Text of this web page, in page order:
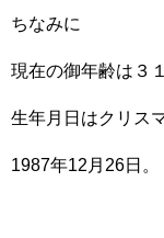
ちなみに
現在の御年齢は３
生年月日はクリス
1987年12月26日。